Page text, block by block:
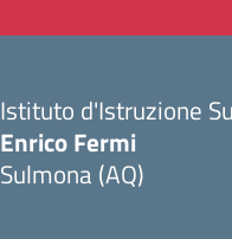
Istituto d'Istruzione
Enrico Fermi
Sulmona (AQ)